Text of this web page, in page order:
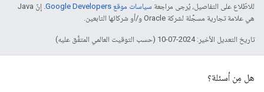
للاطّلاع على التفاصيل، يُرجى مراجعة سياسات موقع Google Developers‏
. إنّ Java
هي علامة تجارية مسجَّلة لشركة Oracle و/أو شركائها التابعين.
تاريخ التعديل الأخير: 2024-07-10 (حسب التوقيت العالمي المتفَّق عليه)
هل مِن أسئلة؟